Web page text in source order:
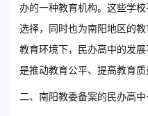
办的一种教育机构。这些学
选择，同时也为南阳地区的
教育环境下，民办高中的发
是推动教育公平、提高教育质
二、南阳教委备案的民办高中